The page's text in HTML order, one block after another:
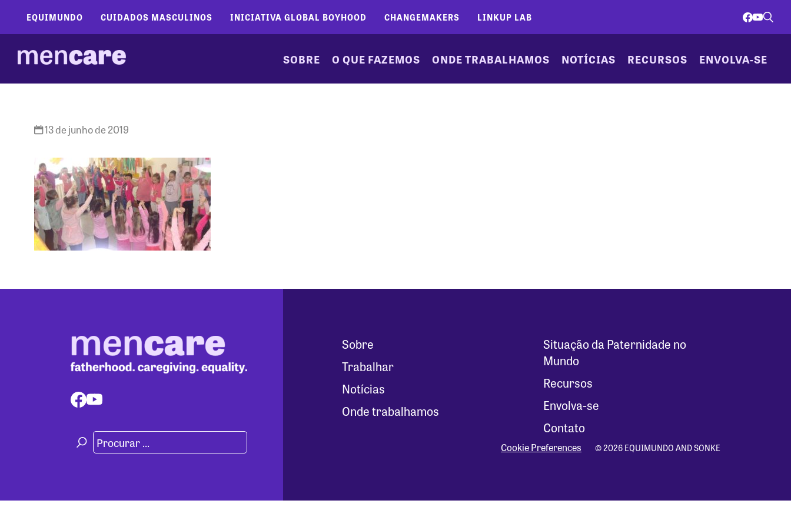
EQUIMUNDO CUIDADOS MASCULINOS INICIATIVA GLOBAL BOYHOOD CHANGEMAKERS LINKUP LAB
SOBRE O QUE FAZEMOS ONDE TRABALHAMOS NOTÍCIAS RECURSOS ENVOLVA-SE
13 de junho de 2019
Sobre
Trabalhar
Notícias
Onde trabalhamos
Situação da Paternidade no
Mundo
Recursos
Envolva-se
Contato
Cookie Preferences © 2026 EQUIMUNDO AND SONKE